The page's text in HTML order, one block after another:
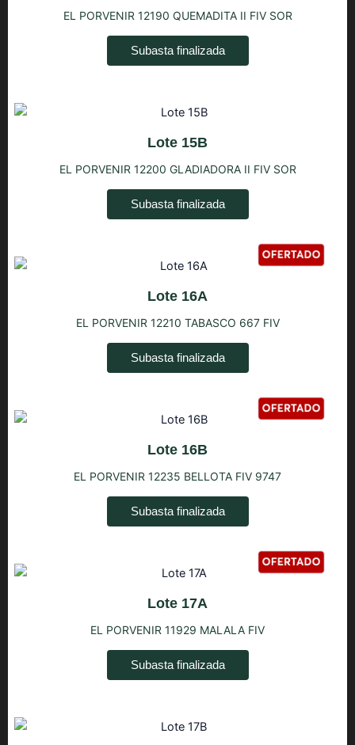
EL PORVENIR 12190 QUEMADITA II FIV SOR
Subasta finalizada
Lote 15B
EL PORVENIR 12200 GLADIADORA II FIV SOR
Subasta finalizada
Lote 16A
EL PORVENIR 12210 TABASCO 667 FIV
Subasta finalizada
Lote 16B
EL PORVENIR 12235 BELLOTA FIV 9747
Subasta finalizada
Lote 17A
EL PORVENIR 11929 MALALA FIV
Subasta finalizada